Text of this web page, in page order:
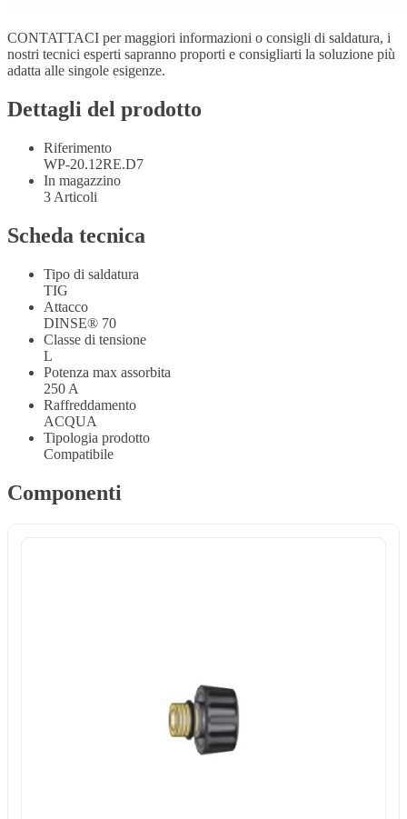
CONTATTACI per maggiori informazioni o consigli di saldatura, i
nostri tecnici esperti sapranno proporti e consigliarti la soluzione più
adatta alle singole esigenze.
Dettagli del prodotto
Riferimento
WP-20.12RE.D7
In magazzino
3 Articoli
Scheda tecnica
Tipo di saldatura
TIG
Attacco
DINSE® 70
Classe di tensione
L
Potenza max assorbita
250 A
Raffreddamento
ACQUA
Tipologia prodotto
Compatibile
Componenti